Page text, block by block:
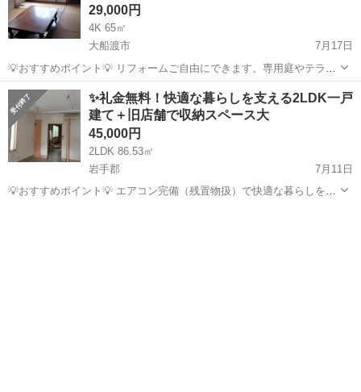
29,000円
4K 65㎡
大船渡市
7月17日
💡おすすめポイント💡 リフォームご自由にできます。専用庭やテラス
完備、閑静な住宅地。駐車場1台無料。ペット相談可、市役所・小学校
至近 ■物件名：19919 盛町字沢川地内 戸建 ■建物種別：一戸建 ■所
在地：岩手県大船渡市...
岩手 大船渡市 一戸建て 無料
✨️礼金無料！快適な暮らしを支える2LDK一戸
建て＋旧店舗で収納スペース大
45,000円
2LDK 86.53㎡
岩手郡
7月11日
💡おすすめポイント💡 エアコン完備（残置物扱）で快適な暮らしをサ